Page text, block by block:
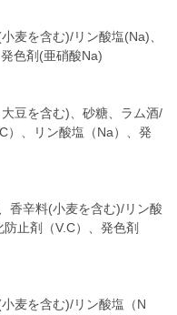
麦を含む)/リン酸塩(Na)、
色剤(亜硝酸Na)
豆を含む)、砂糖、ラム酒/
）、リン酸塩（Na）、発
香辛料(小麦を含む)/リン酸
止剤（V.C）、発色剤
麦を含む)/リン酸塩（N